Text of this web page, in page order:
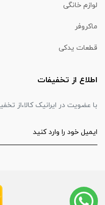
لوازم خانگی
ماكروفر
قطعات یدکی
اطلاع از تخفیفات
با عضویت در ایرانیک کالا،از